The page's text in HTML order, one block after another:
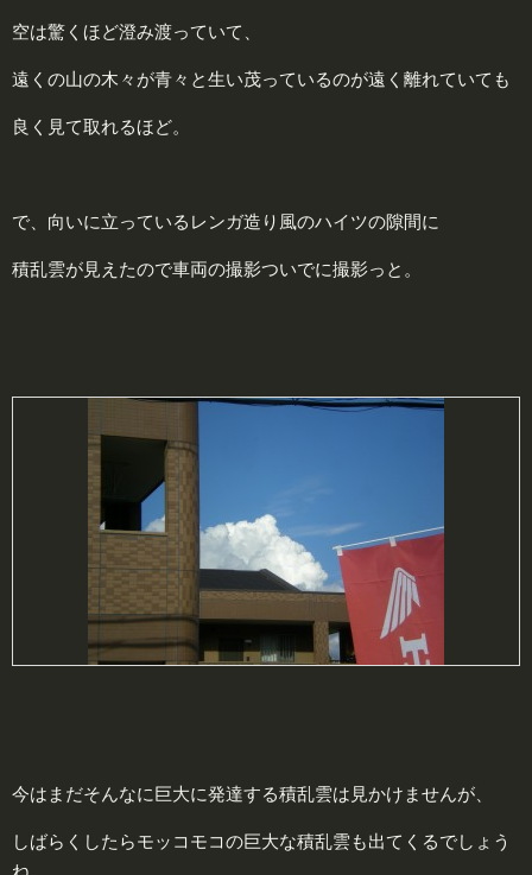
空は驚くほど澄み渡っていて、
遠くの山の木々が青々と生い茂っているのが遠く離れていても
良く見て取れるほど。
で、向いに立っているレンガ造り風のハイツの隙間に
積乱雲が見えたので車両の撮影ついでに撮影っと。
今はまだそんなに巨大に発達する積乱雲は見かけませんが、
しばらくしたらモッコモコの巨大な積乱雲も出てくるでしょう
ね。